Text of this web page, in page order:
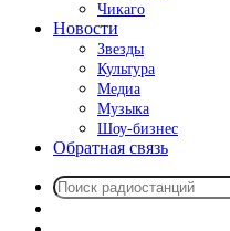
Чикаго
Новости
Звезды
Культура
Медиа
Музыка
Шоу-бизнес
Обратная связь